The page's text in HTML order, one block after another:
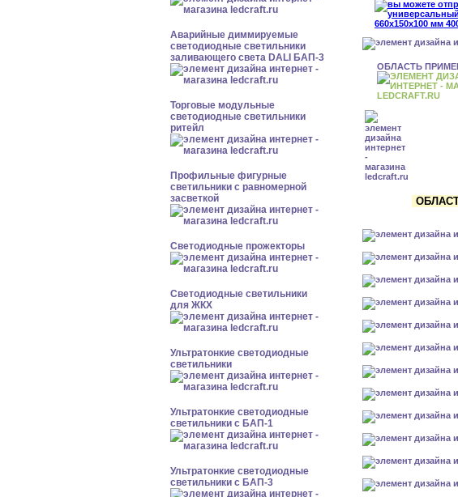
Аварийные диммируемые
светодиодные светильники
заливающего света DALI БАП-3
Торговые модульные
светодиодные светильники
ритейл
Профильные фигурные
светильники с равномерной
засветкой
Светодиодные прожекторы
Светодиодные светильники
для ЖКХ
Ультратонкие светодиодные
светильники
Ультратонкие светодиодные
светильники с БАП-1
Ультратонкие светодиодные
светильники с БАП-3
ОБЛАСТЬ